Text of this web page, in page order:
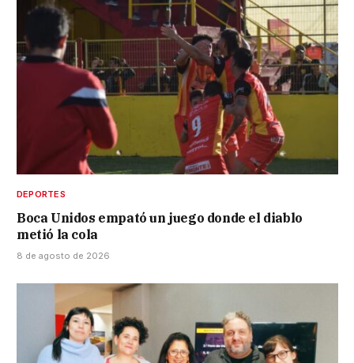
DEPORTES
Boca Unidos empató un juego donde el diablo
metió la cola
8 de agosto de 2026